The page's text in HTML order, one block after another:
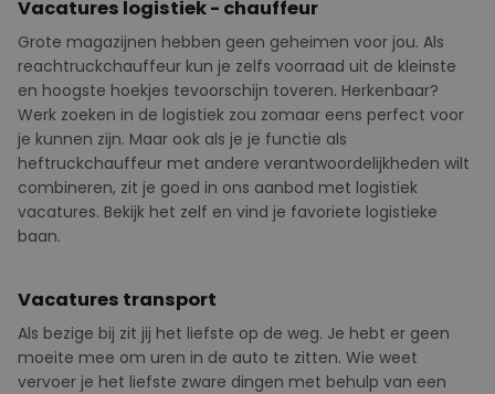
Vacatures logistiek - chauffeur
Grote magazijnen hebben geen geheimen voor jou. Als
reachtruckchauffeur kun je zelfs voorraad uit de kleinste
en hoogste hoekjes tevoorschijn toveren. Herkenbaar?
Werk zoeken in de logistiek zou zomaar eens perfect voor
je kunnen zijn. Maar ook als je je functie als
heftruckchauffeur met andere verantwoordelijkheden wilt
combineren, zit je goed in ons aanbod met logistiek
vacatures. Bekijk het zelf en vind je favoriete logistieke
baan.
Vacatures transport
Als bezige bij zit jij het liefste op de weg. Je hebt er geen
moeite mee om uren in de auto te zitten. Wie weet
vervoer je het liefste zware dingen met behulp van een